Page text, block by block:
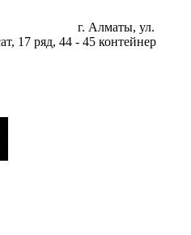
г. Алматы, ул.
17 ряд, 44 - 45 контейнер